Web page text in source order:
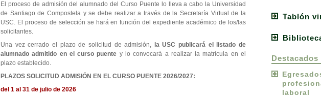
El proceso de admisión del alumnado del Curso Puente lo lleva a cabo la Universidad
de Santiago de Compostela y se debe realizar a través de la Secretaría Virtual de la
USC. El proceso de selección se hará en función del expediente académico de los/las
solicitantes.
Una vez cerrado el plazo de solicitud de admisión, la USC publicará el listado de
alumnado admitido en el curso puente y lo convocará a realizar la matrícula en el
plazo establecido.
PLAZOS SOLICITUD ADMISIÓN EN EL CURSO PUENTE 2026/2027:
del 1 al 31 de julio de 2026
Tablón
Destacados
laboral